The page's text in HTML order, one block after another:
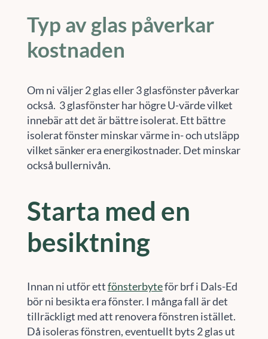
Typ av glas påverkar
kostnaden
Om ni väljer 2 glas eller 3 glasfönster påverkar
också. 3 glasfönster har högre U-värde vilket
innebär att det är bättre isolerat. Ett bättre
isolerat fönster minskar värme in- och utsläpp
vilket sänker era energikostnader. Det minskar
också bullernivån.
Starta med en
besiktning
Innan ni utför ettfönsterbyteför brf i Dals-Ed
bör ni besikta era fönster. I många fall är det
tillräckligt med att renovera fönstren istället.
Då isoleras fönstren, eventuellt byts 2 glas ut